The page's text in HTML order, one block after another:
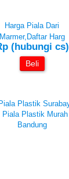
Harga Piala Dari
Marmer,Daftar Harg
(hubungi cs)
Beli